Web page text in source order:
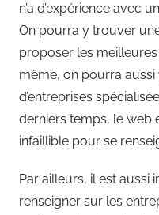
n’a d’expérience avec
On pourra y trouver
proposer les
même, on pourra
d’entreprises
derniers temps, le web
infaillible pour se
Par ailleurs, il est aussi
renseigner sur les